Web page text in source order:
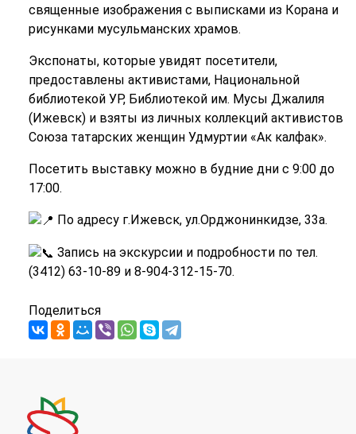
священные изображения с выписками из Корана и
рисунками мусульманских храмов.
Экспонаты, которые увидят посетители,
предоставлены активистами, Национальной
библиотекой УР, Библиотекой им. Мусы Джалиля
(Ижевск) и взяты из личных коллекций активистов
Союза татарских женщин Удмуртии «Ак калфак».
Посетить выставку можно в будние дни с 9:00 до
17:00.
По адресу г.Ижевск, ул.Орджонинкидзе, 33а.
Запись на экскурсии и подробности по тел.
(3412) 63-10-89 и 8-904-312-15-70.
Поделиться